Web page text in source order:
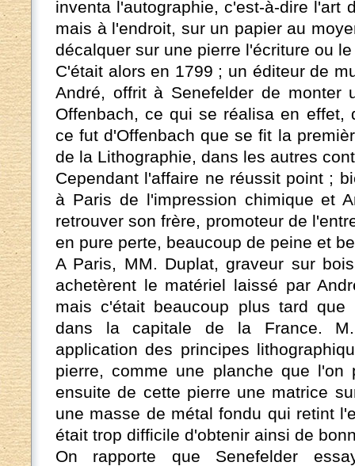
inventa l'autographie, c'est-à-dire l'art
mais à l'endroit, sur un papier au
décalquer sur une pierre l'écriture ou
C'était alors en 1799 ; un éditeur de
André, offrit à Senefelder de monter
Offenbach, ce qui se réalisa en effet,
ce fut d'Offenbach que se fit la
de la Lithographie, dans les autres
Cependant l'affaire ne réussit point ;
à Paris de l'impression chimique et
retrouver son frère, promoteur de
en pure perte, beaucoup de peine et
A Paris, MM. Duplat, graveur sur
achetèrent le matériel laissé par
mais c'était beaucoup plus tard
dans la capitale de la France.
application des principes
pierre, comme une planche que
ensuite de cette pierre une matrice
une masse de métal fondu qui retint
était trop difficile d'obtenir ainsi de
On rapporte que Senefelder